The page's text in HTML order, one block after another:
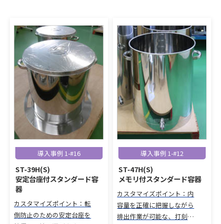
導入事例 1-#16
ST-39H(S)
安定台座付スタンダード容
器
カスタマイズポイント：転
倒防止のための安定台座を
導入事例 1-#12
ST-47H(S)
メモリ付スタンダード容器
カスタマイズポイント：内
容量を正確に把握しながら
排出作業が可能な、打刻メ